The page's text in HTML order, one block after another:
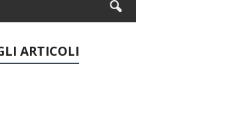
ARTICOLI